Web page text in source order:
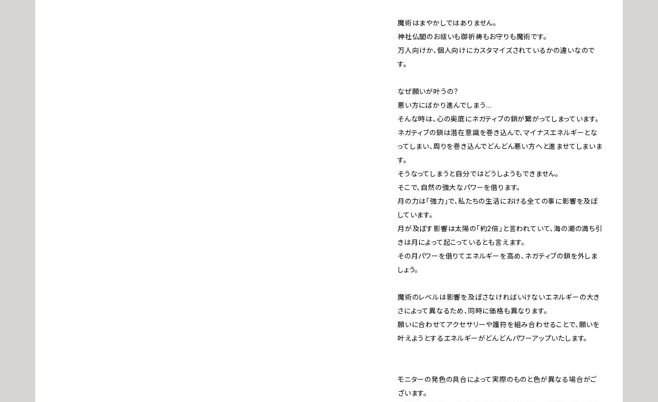
魔術はまやかしではありません。
神社仏閣のお祓いも御祈祷もお守りも魔術です。
万人向けか、個人向けにカスタマイズされているかの違いなので
す。
なぜ願いが叶うの？
悪い方にばかり進んでしまう…
そんな時は、心の奥底にネガティブの鎖が繋がってしまっています。
ネガティブの鎖は潜在意識を巻き込んで、マイナスエネルギーとな
ってしまい、周りを巻き込んでどんどん悪い方へと進ませてしまいま
す。
そうなってしまうと自分ではどうしようもできません。
そこで、自然の強大なパワーを借ります。
月の力は「強力」で、私たちの生活における全ての事に影響を及ぼ
しています。
月が及ぼす影響は太陽の「約2倍」と言われていて、海の潮の満ち引
きは月によって起こっているとも言えます。
その月パワーを借りてエネルギーを高め、ネガティブの鎖を外しま
しょう。
魔術のレベルは影響を及ぼさなければいけないエネルギーの大き
さによって異なるため、同時に価格も異なります。
願いに合わせてアクセサリーや護符を組み合わせることで、願いを
叶えようとするエネルギーがどんどんパワーアップいたします。
モニターの発色の具合によって実際のものと色が異なる場合がご
ざいます。